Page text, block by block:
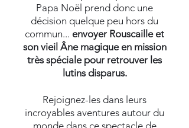
Papa Noël prend donc une
décision quelque peu hors du
commun... envoyer Rouscaille et
son vieil Âne magique en mission
très spéciale pour retrouver les
lutins disparus.
Rejoignez-les dans leurs
incroyables aventures autour du
monde dans ce spectacle de